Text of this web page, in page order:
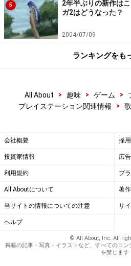
5
2年半ぶりの新作は
ガ2はどうなった？
2004/07/09
ランキングをも
All About > 趣味 > ゲーム >
プレイステーション関連情報
>
会社概要 採
投資家情報 広
利用規約 プ
All Aboutについて 著
当サイトの情報についての注意 サ
ヘルプ
© All About, Inc. All
掲載の記事・写真・イラストなど、すべてのコ
を禁じます